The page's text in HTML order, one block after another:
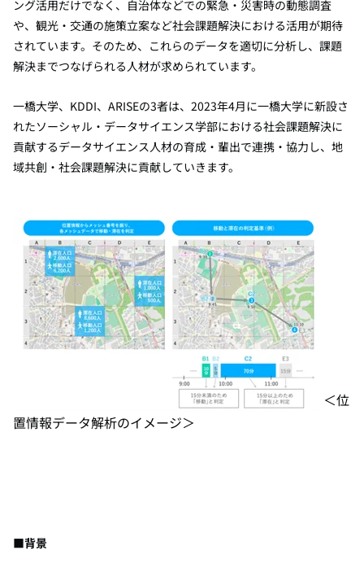
ング活用だけでなく、自治体などでの緊急・災害時の動態調査
や、観光・交通の施策立案など社会課題解決における活用が期待
されています。そのため、これらのデータを適切に分析し、課題
解決までつなげられる人材が求められています。
一橋大学、KDDI、 ARISEの3者は、2023年4月に一橋大学に新設さ
れたソーシャル ・データサイエンス学部における社会課題解決に
貢献するデータサイエンス人材の育成・輩出で連携・協力し、地
域共創・社会課題解決に貢献していきます。
＜位
置情報データ解析のイメージ＞
■背景